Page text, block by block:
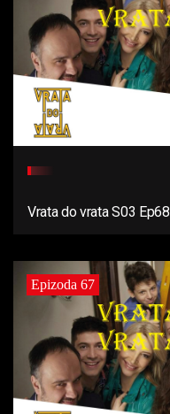
Vrata do vrata S03 Ep68
Epizoda 67